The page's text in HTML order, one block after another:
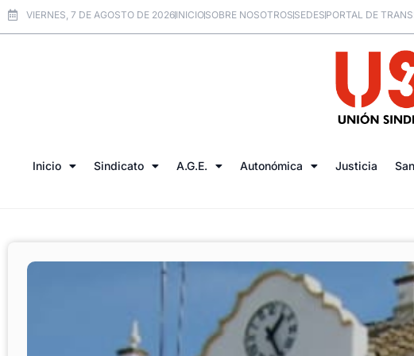
VIERNES, 7 DE AGOSTO DE 2026INICIOSOBRE NOSOTROSSEDESPORTAL DE
Inicio Sindicato A.G.E. Autonómica Justicia